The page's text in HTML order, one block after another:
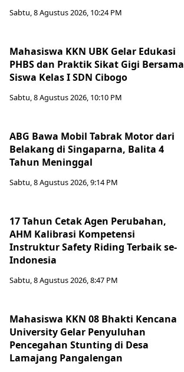
Sabtu, 8 Agustus 2026, 10:24 PM
Mahasiswa KKN UBK Gelar Edukasi
PHBS dan Praktik Sikat Gigi Bersama
Siswa Kelas I SDN Cibogo
Sabtu, 8 Agustus 2026, 10:10 PM
ABG Bawa Mobil Tabrak Motor dari
Belakang di Singaparna, Balita 4
Tahun Meninggal
Sabtu, 8 Agustus 2026, 9:14 PM
17 Tahun Cetak Agen Perubahan,
AHM Kalibrasi Kompetensi
Instruktur Safety Riding Terbaik se-
Indonesia
Sabtu, 8 Agustus 2026, 8:47 PM
Mahasiswa KKN 08 Bhakti Kencana
University Gelar Penyuluhan
Pencegahan Stunting di Desa
Lamajang Pangalengan